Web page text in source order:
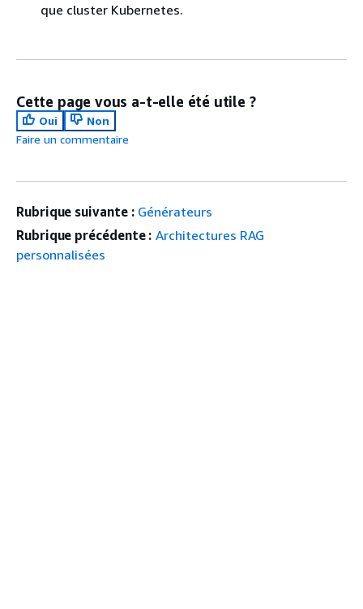
que cluster Kubernetes.
Cette page vous a-t-elle été utile ?
Oui
Non
Faire un commentaire
Rubrique suivante : Générateurs
Rubrique précédente : Architectures RAG
personnalisées